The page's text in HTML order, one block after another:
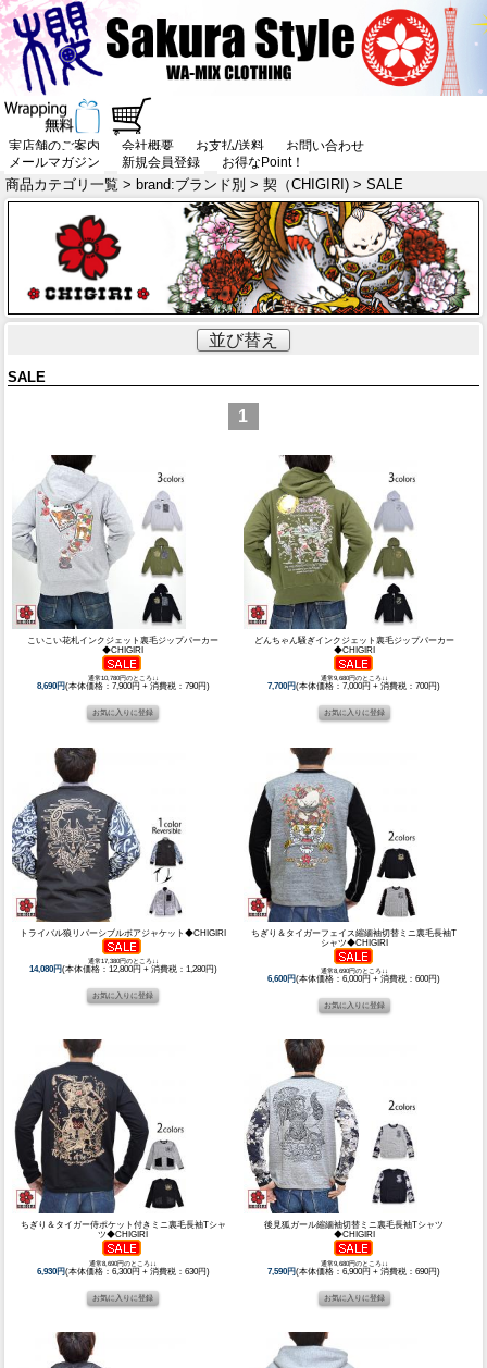
実店舗のご案内 会社概要 お支払/送料
お問い合わせ
メールマガジン
新規会員登録 お得なPoint！
商品カテゴリ一覧 > brand:ブランド別 > 契（CHIGIRI) > SALE
並び替え
SALE
1
こいこい花札インクジェット裏毛ジップパーカー
◆CHIGIRI
通常10,780円のところ↓↓
8,690円(本体価格：7,900円 + 消費税：790円)
どんちゃん騒ぎインクジェット裏毛ジップパーカー
◆CHIGIRI
通常9,680円のところ↓↓
7,700円(本体価格：7,000円 + 消費税：700円)
トライバル狼リバーシブルボアジャケット◆CHIGIRI
通常17,380円のところ↓↓
14,080円(本体価格：12,800円 + 消費税：1,280円)
ちぎり＆タイガーフェイス縮緬袖切替ミニ裏毛長袖T
シャツ◆CHIGIRI
通常8,690円のところ↓↓
6,600円(本体価格：6,000円 + 消費税：600円)
ちぎり＆タイガー侍ポケット付きミニ裏毛長袖Tシャ
ツ◆CHIGIRI
通常8,690円のところ↓↓
6,930円(本体価格：6,300円 + 消費税：630円)
後見狐ガール縮緬袖切替ミニ裏毛長袖Tシャツ
◆CHIGIRI
通常9,680円のところ↓↓
7,590円(本体価格：6,900円 + 消費税：690円)